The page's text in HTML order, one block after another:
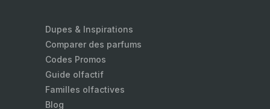
Dupes & Inspirations
Comparer des parfums
Codes Promos
Guide olfactif
Familles olfactives
Blog